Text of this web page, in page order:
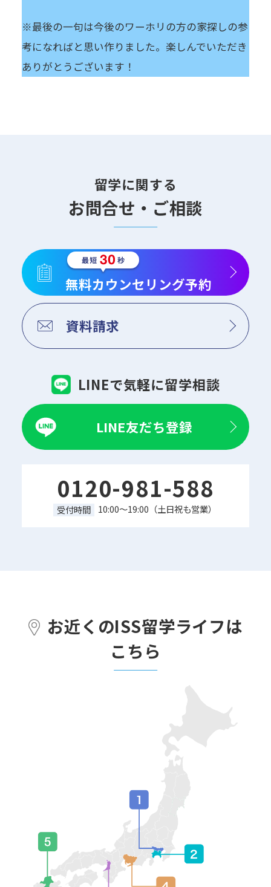
※最後の一句は今後のワーホリの方の家探しの参
考になればと思い作りました。楽しんでいただき
ありがとうございます！
留学に関する
お問合せ・ご相談
無料カウンセリング予約
資料請求
LINEで気軽に留学相談
LINE友だち登録
0120-981-588
受付時間 10:00～19:00（土日祝も営業）
お近くのISS留学ライフは
こちら